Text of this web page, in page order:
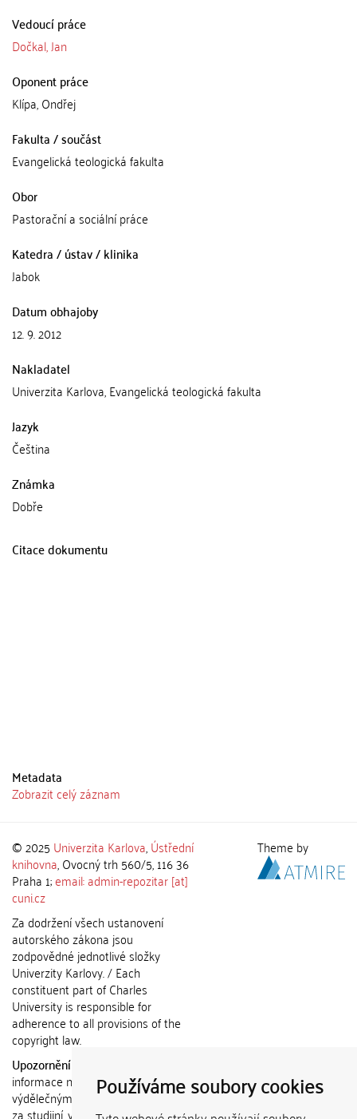
Používáme soubory cookies
Vedoucí práce
Dočkal, Jan
Oponent práce
Klípa, Ondřej
Fakulta / součást
Evangelická teologická fakulta
Obor
Pastorační a sociální práce
Katedra / ústav / klinika
Jabok
Datum obhajoby
12. 9. 2012
Nakladatel
Univerzita Karlova, Evangelická teologická fakulta
Jazyk
Čeština
Známka
Dobře
Citace dokumentu
Metadata
Zobrazit celý záznam
© 2025 Univerzita Karlova,Ústřední
knihovna, Ovocný trh 560/5, 116 36
Praha 1;email: admin-repozitar [at]
cuni.cz
Za dodržení všech ustanovení
autorského zákona jsou
zodpovědné jednotlivé složky
Univerzity Karlovy. / Each
constituent part of Charles
University is responsible for
adherence to all provisions of the
copyright law.
Upozornění / Notice:
informace nemohou být použity k
výdělečným účelům nebo vydávány
za studijní, vědeckou nebo jinou
Theme by